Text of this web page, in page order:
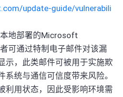
update-guide/vulnerabili
本地部署的Microsoft
可通过特制电子邮件对该漏
示，此类邮件可被用于实施欺
统与通信可信度带来风险。
利用状态，因此受影响环境需